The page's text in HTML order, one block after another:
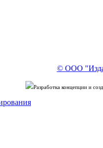
© ООО
Разработка концепции и